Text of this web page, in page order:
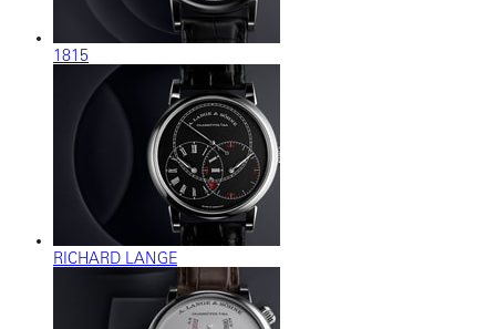
1815
RICHARD LANGE